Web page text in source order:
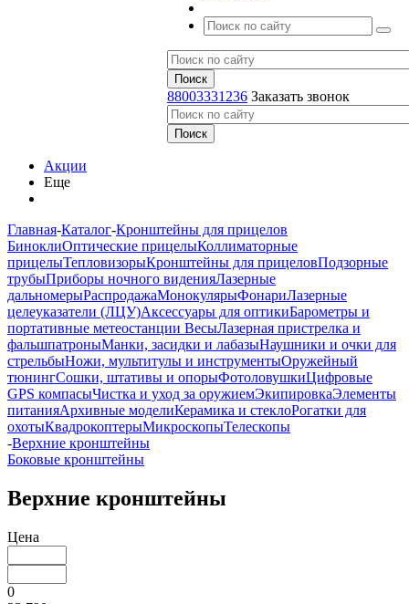
88003331236 Заказать звонок
Акции
Еще
Главная-Каталог-Кронштейны для прицелов
БиноклиОптические прицелыКоллиматорные
прицелыТепловизорыКронштейны для прицеловПодзорные
трубыПриборы ночного виденияЛазерные
дальномерыРаспродажаМонокулярыФонариЛазерные
целеуказатели (ЛЦУ)Аксессуары для оптикиБарометры и
портативные метеостанции ВесыЛазерная пристрелка и
фальшпатроныМанки, засидки и лабазыНаушники и очки для
стрельбыНожи, мультитулы и инструментыОружейный
тюнингСошки, штативы и опорыФотоловушкиЦифровые
GPS компасыЧистка и уход за оружиемЭкипировкаЭлементы
питанияАрхивные моделиКерамика и стеклоРогатки для
охотыКвадрокоптерыМикроскопыТелескопы
-Верхние кронштейны
Боковые кронштейны
Верхние кронштейны
Цена
0